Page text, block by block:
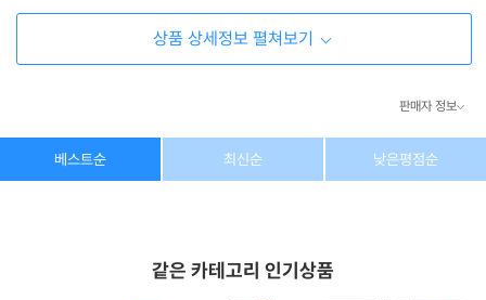
상품 상세정보 펼쳐보기
판매자 정보
상호/대표자 (주) 동이커머스
베스트순 최신순 낮은평점순
같은 카테고리 인기상품